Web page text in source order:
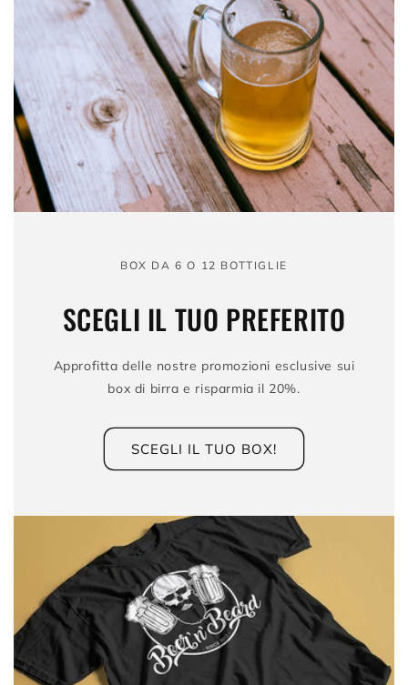
BOX DA 6 O 12 BOTTIGLIE
SCEGLI IL TUO PREFERITO
Approfitta delle nostre promozioni esclusive sui
box di birra e risparmia il 20%.
SCEGLI IL TUO BOX!